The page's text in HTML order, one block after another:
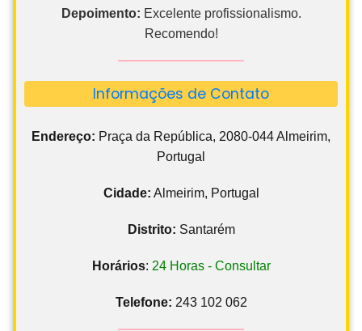
Depoimento: Excelente profissionalismo.
Recomendo!
Informações de Contato
Endereço: Praça da República, 2080-044 Almeirim,
Portugal
Cidade: Almeirim, Portugal
Distrito: Santarém
Horários: 24 Horas - Consultar
Telefone: 243 102 062